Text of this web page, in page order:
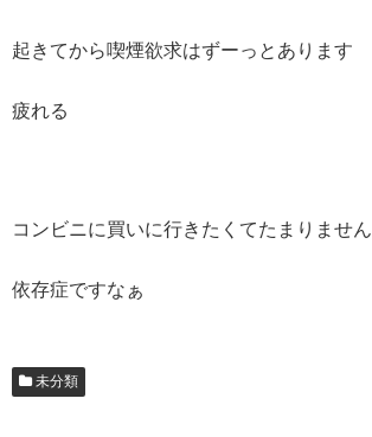
起きてから喫煙欲求はずーっとあります
疲れる
コンビニに買いに行きたくてたまりません
依存症ですなぁ
未分類